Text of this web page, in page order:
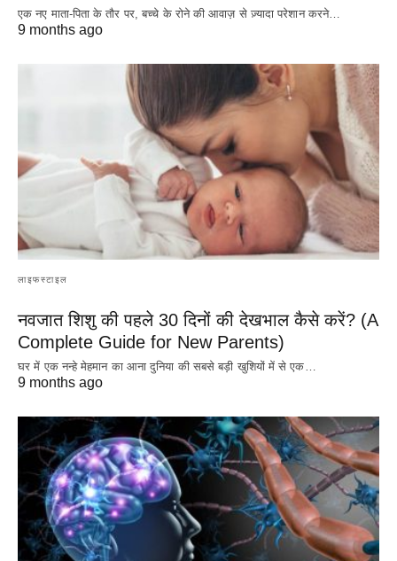
एक नए माता-पिता के तौर पर, बच्चे के रोने की आवाज़ से ज़्यादा परेशान करने…
9 months ago
लाइफस्टाइल
नवजात शिशु की पहले 30 दिनों की देखभाल कैसे करें? (A
Complete Guide for New Parents)
घर में एक नन्हे मेहमान का आना दुनिया की सबसे बड़ी खुशियों में से एक…
9 months ago